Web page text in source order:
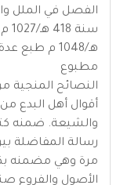
الفصل في الملل
هـ/1048 م
مطبوع
النصائح المنجية
أقوال أهل البدع من
والشيعة. ضمنه
رسالة المفاضلة
مرة وهي مضمنه